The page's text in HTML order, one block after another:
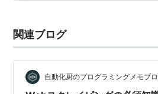
関連ブログ
自動化厨のプログラミングメモブ